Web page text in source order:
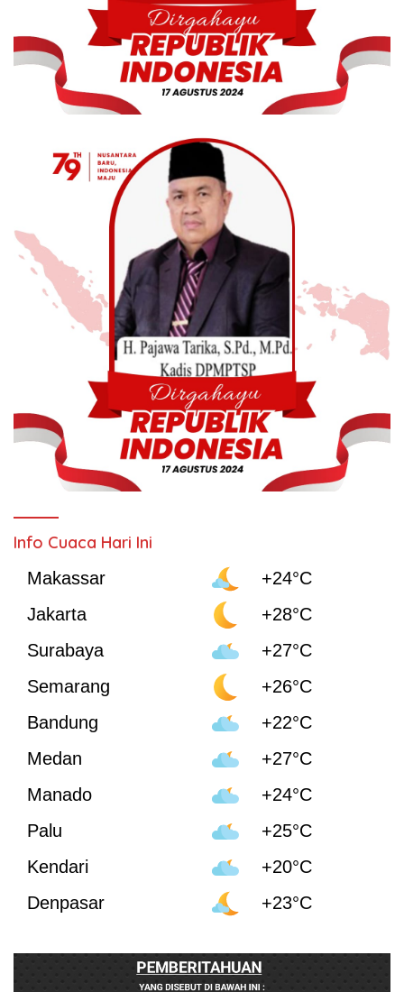
Info Cuaca Hari Ini
Makassar
+24°C
Jakarta
+28°C
Surabaya
+27°C
Semarang
+26°C
Bandung
+22°C
Medan
+27°C
Manado
+24°C
Palu
+25°C
Kendari
+20°C
Denpasar
+23°C